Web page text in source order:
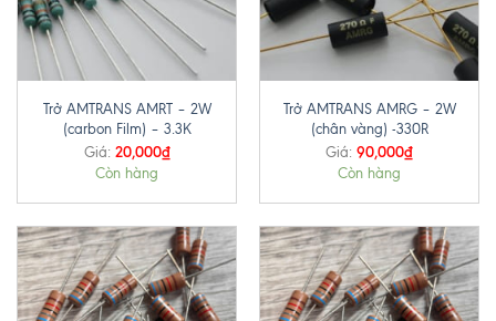
Trở AMTRANS AMRT – 2W
(carbon Film) – 3.3K
Giá: 20,000₫
Còn hàng
Trở AMTRANS AMRG – 2W
(chân vàng) -330R
Giá: 90,000₫
Còn hàng